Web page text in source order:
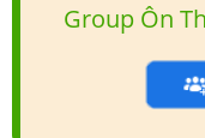
Group Ôn